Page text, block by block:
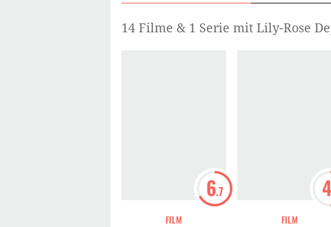
14 Filme & 1 Serie mit Lily-Rose
6.7
FILM
4
FILM